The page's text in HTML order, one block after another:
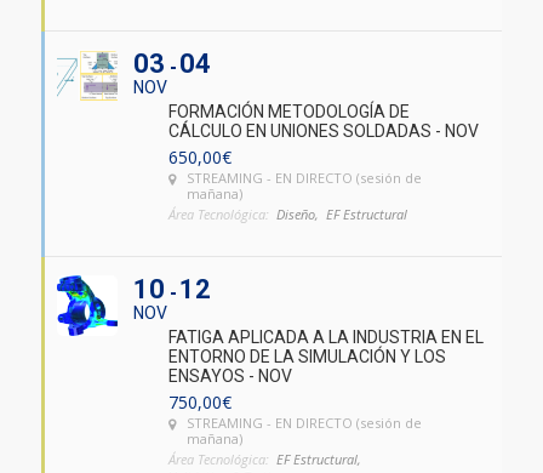
03
NOV
04
FORMACIÓN METODOLOGÍA DE
CÁLCULO EN UNIONES SOLDADAS - NOV
650,00€
STREAMING - EN DIRECTO (sesión de
mañana)
Área Tecnológica: Diseño, EF Estructural
10
NOV
12
FATIGA APLICADA A LA INDUSTRIA EN EL
ENTORNO DE LA SIMULACIÓN Y LOS
ENSAYOS - NOV
750,00€
STREAMING - EN DIRECTO (sesión de
mañana)
Área Tecnológica: EF Estructural,